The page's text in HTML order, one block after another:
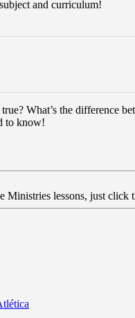
and curriculum!
What’s the difference
to know!
lessons, just